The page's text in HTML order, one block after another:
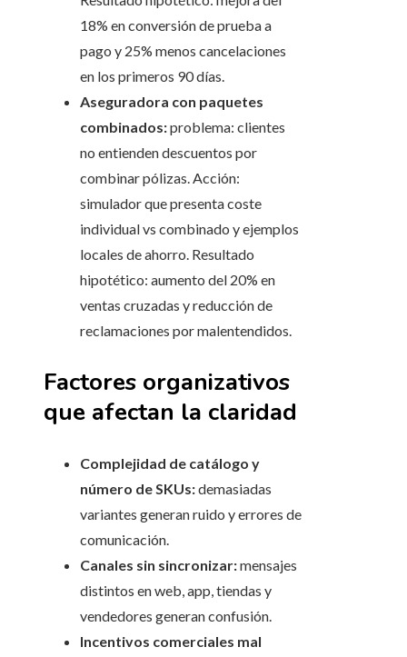
18% en conversión de prueba a
pago y 25% menos cancelaciones
en los primeros 90 días.
Aseguradora con paquetes
combinados:problema: clientes
no entienden descuentos por
combinar pólizas. Acción:
simulador que presenta coste
individual vs combinado y ejemplos
locales de ahorro. Resultado
hipotético: aumento del 20% en
ventas cruzadas y reducción de
reclamaciones por malentendidos.
Factores organizativos
que afectan la claridad
Complejidad de catálogo y
número de SKUs:demasiadas
variantes generan ruido y errores de
comunicación.
Canales sin sincronizar:mensajes
distintos en web, app, tiendas y
vendedores generan confusión.
Incentivos comerciales mal